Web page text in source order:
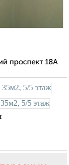
проспект 18А